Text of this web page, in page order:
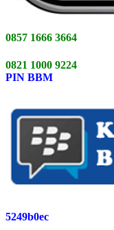
0857 1666 3664
0821 1000 9224
PIN BBM
5249b0ec